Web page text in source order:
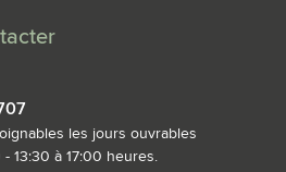
les jours ouvrables
13:30 à 17:00 heures.